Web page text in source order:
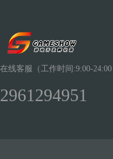
在线客服（工作时间:9:00-24:00
2961294951